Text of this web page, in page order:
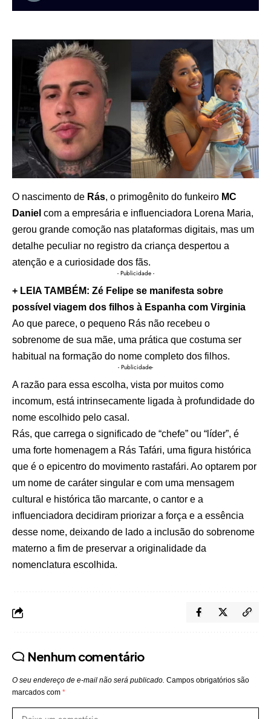
O nascimento de Rás, o primogênito do funkeiro MC
Daniel com a empresária e influenciadora Lorena Maria,
gerou grande comoção nas plataformas digitais, mas um
detalhe peculiar no registro da criança despertou a
atenção e a curiosidade dos fãs.
- Publicidade -
+ LEIA TAMBÉM: Zé Felipe se manifesta sobre
possível viagem dos filhos à Espanha com Virginia
Ao que parece, o pequeno Rás não recebeu o
sobrenome de sua mãe, uma prática que costuma ser
habitual na formação do nome completo dos filhos.
- Publicidade-
A razão para essa escolha, vista por muitos como
incomum, está intrinsecamente ligada à profundidade do
nome escolhido pelo casal.
Rás, que carrega o significado de “chefe” ou “líder”, é
uma forte homenagem a Rás Tafári, uma figura histórica
que é o epicentro do movimento rastafári. Ao optarem por
um nome de caráter singular e com uma mensagem
cultural e histórica tão marcante, o cantor e a
influenciadora decidiram priorizar a força e a essência
desse nome, deixando de lado a inclusão do sobrenome
materno a fim de preservar a originalidade da
nomenclatura escolhida.
Nenhum comentário
O seu endereço de e-mail não será publicado. Campos obrigatórios são
marcados com *